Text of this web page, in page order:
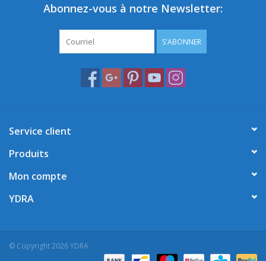
Abonnez-vous à notre Newsletter:
S'ABONNER
Service client
Produits
Mon compte
YDRA
© Copyright 2026 YDRA